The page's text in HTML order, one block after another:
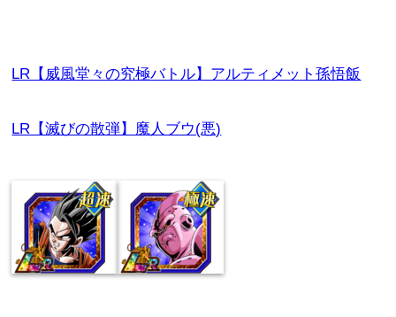
LR【威風堂々の究極バトル】アルティメット孫悟飯
LR【滅びの散弾】魔人ブウ(悪)